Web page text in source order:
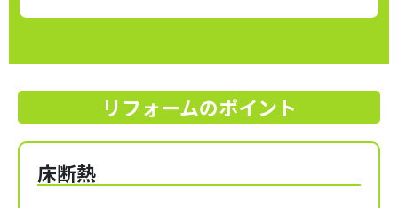
リフォームのポイント
床断熱